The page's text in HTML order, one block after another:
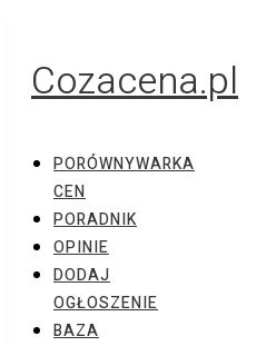
Cozacena.pl
PORÓWNYWARKA
CEN
PORADNIK
OPINIE
DODAJ
OGŁOSZENIE
BAZA